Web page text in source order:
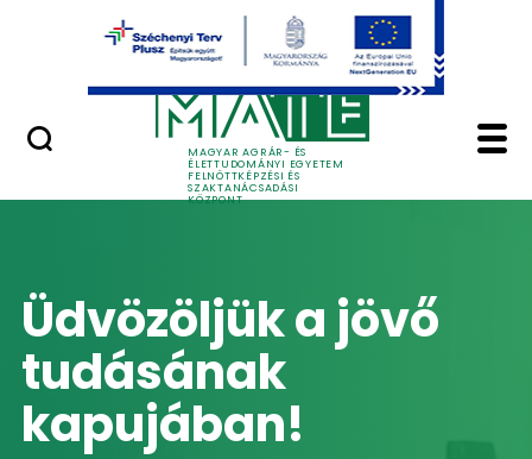
Ugrás a fő tartalomhoz
MAGYAR AGRÁR- ÉS
ÉLETTUDOMÁNYI EGYETEM
FELNŐTTKÉPZÉSI ÉS
SZAKTANÁCSADÁSI
KÖZPONT
Home - MATE
Üdvözöljük a jövő
tudásának
kapujában!